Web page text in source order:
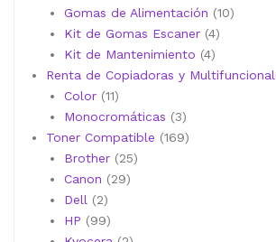
Gomas de Alimentación 1010
Kit de Gomas Escaner 44
Kit de Mantenimiento 44
productos
Renta de Copiadoras y
Color 1111
productos
Monocromáticas 33
productos
Toner Compatible 169169
Brother 2525
Canon 2929
Dell 22
productos
HP 9999